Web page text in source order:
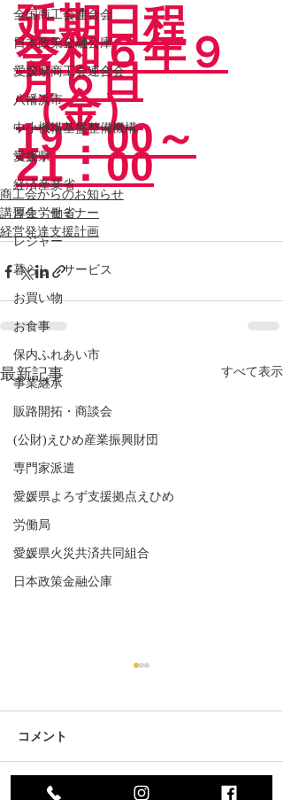
全国商工会連合会
日本政策金融公庫
愛媛県商工会連合会
八幡浜市
中小機構基盤整備機構
愛媛県
経済産業省
厚生労働省
レジャー
暮らし・サービス
お買い物
お食事
保内ふれあい市
事業継承
販路開拓・商談会
(公財)えひめ産業振興財団
専門家派遣
愛媛県よろず支援拠点えひめ
労働局
愛媛県火災共済共同組合
日本政策金融公庫
延期日程
令和６年９
月６日
（金）
19：00～
21：00
商工会からのお知らせ
講習会・セミナー
経営発達支援計画
最新記事 すべて表示
コメント